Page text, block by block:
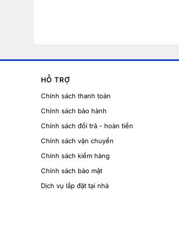
HỖ TRỢ
Chính sách thanh toán
Chính sách bảo hành
Chính sách đổi trả - hoàn tiền
Chính sách vận chuyển
Chính sách kiểm hàng
Chính sách bảo mật
Dịch vụ lắp đặt tại nhà